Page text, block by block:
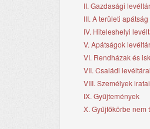
II. Gazdasági levéltár
III. A területi
IV. Hiteleshelyi
V. Apátságok
VI. Rendházak és
VII. Családi
VIII. Személyek
IX. Gyűjtemények
X. Gyűjtőkörbe nem